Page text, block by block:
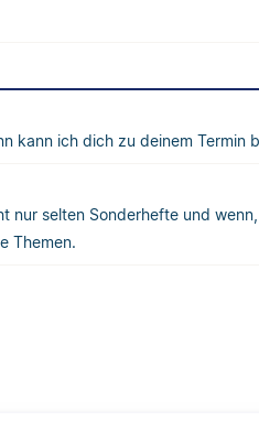
kann ich dich zu deinem Termin
nur selten Sonderhefte und
Themen.